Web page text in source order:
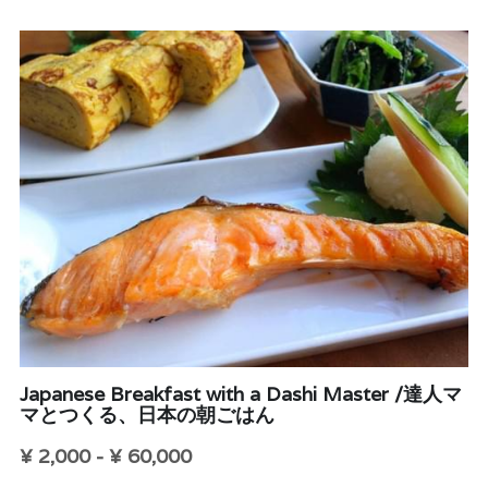
Japanese Breakfast with a Dashi Master /達人マ
マとつくる、日本の朝ごはん
¥ 2,000 - ¥ 60,000